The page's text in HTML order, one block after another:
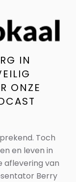
IN
ONZE
Toch
en leven in
aflevering van
Berry